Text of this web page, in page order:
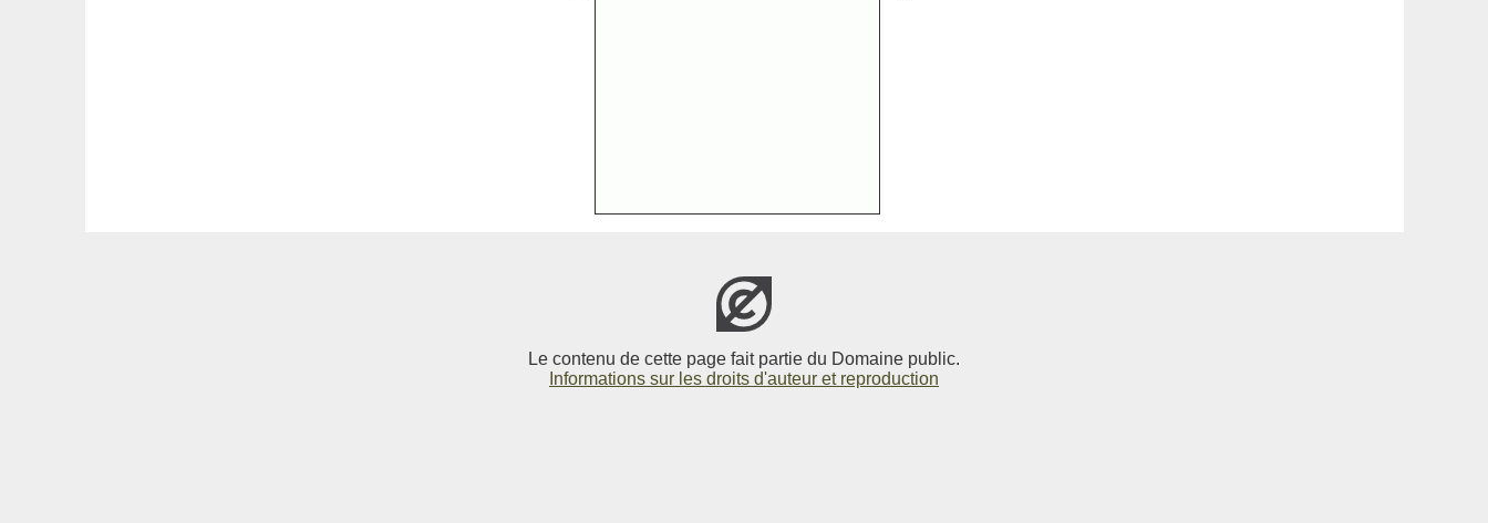
Le contenu de cette page fait partie du Domaine public.
Informations sur les droits d'auteur et reproduction